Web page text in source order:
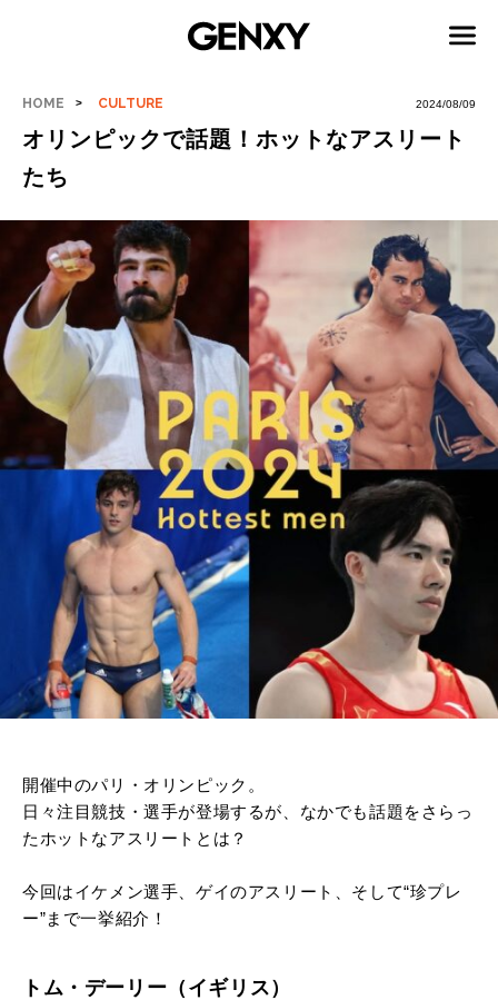
HOME CULTURE 2024/08/09
オリンピックで話題！ホットなアスリート
たち
開催中のパリ・オリンピック。
日々注目競技・選手が登場するが、なかでも話題をさらっ
たホットなアスリートとは？
今回はイケメン選手、ゲイのアスリート、そして“珍プレ
ー”まで一挙紹介！
トム・デーリー（イギリス）